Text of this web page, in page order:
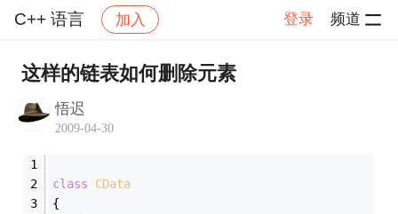
C++ 语言 加入 登录 频道
社区 C++ 语言 帖子详情
这样的链表如何删除元素
悟迟
2009-04-30
class
CData
{